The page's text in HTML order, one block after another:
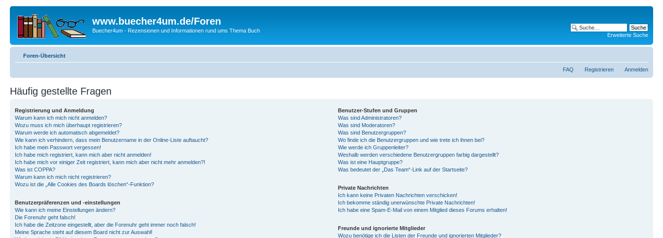
www.buecher4um.de/Foren
Buecher4um - Rezensionen und Informationen rund ums Thema Buch
Erweiterte Suche
Foren-Übersicht
FAQ Registrieren Anmelden
Häufig gestellte Fragen
Registrierung und Anmeldung
Warum kann ich mich nicht anmelden?
Wozu muss ich mich überhaupt registrieren?
Warum werde ich automatisch abgemeldet?
Wie kann ich verhindern, dass mein Benutzername in der Online-Liste auftaucht?
Ich habe mein Passwort vergessen!
Ich habe mich registriert, kann mich aber nicht anmelden!
Ich habe mich vor einiger Zeit registriert, kann mich aber nicht mehr anmelden?!
Was ist COPPA?
Warum kann ich mich nicht registrieren?
Wozu ist die „Alle Cookies des Boards löschen“-Funktion?
Benutzerpräferenzen und -einstellungen
Wie kann ich meine Einstellungen ändern?
Die Forenuhr geht falsch!
Ich habe die Zeitzone eingestellt, aber die Forenuhr geht immer noch falsch!
Meine Sprache steht auf diesem Board nicht zur Auswahl!
Benutzer-Stufen und Gruppen
Was sind Administratoren?
Was sind Moderatoren?
Was sind Benutzergruppen?
Wo finde ich die Benutzergruppen und wie trete ich ihnen bei?
Wie werde ich Gruppenleiter?
Weshalb werden verschiedene Benutzergruppen farbig dargestellt?
Was ist eine Hauptgruppe?
Was bedeutet der „Das Team“-Link auf der Startseite?
Private Nachrichten
Ich kann keine Privaten Nachrichten verschicken!
Ich bekomme ständig unerwünschte Private Nachrichten!
Ich habe eine Spam-E-Mail von einem Mitglied dieses Forums erhalten!
Freunde und ignorierte Mitglieder
Wozu benötige ich die Listen der Freunde und ignorierten Mitglieder?